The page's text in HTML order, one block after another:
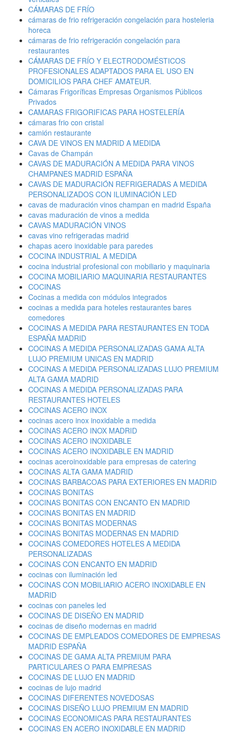
CÁMARAS DE FRÍO
cámaras de frio refrigeración congelación para hosteleria
horeca
cámaras de frio refrigeración congelación para
restaurantes
CÁMARAS DE FRÍO Y ELECTRODOMÉSTICOS
PROFESIONALES ADAPTADOS PARA EL USO EN
DOMICILIOS PARA CHEF AMATEUR.
Cámaras Frigoríficas Empresas Organismos Públicos
Privados
CAMARAS FRIGORIFICAS PARA HOSTELERÍA
cámaras frio con cristal
camión restaurante
CAVA DE VINOS EN MADRID A MEDIDA
Cavas de Champán
CAVAS DE MADURACIÓN A MEDIDA PARA VINOS
CHAMPANES MADRID ESPAÑA
CAVAS DE MADURACIÓN REFRIGERADAS A MEDIDA
PERSONALIZADOS CON ILUMINACIÓN LED
cavas de maduración vinos champan en madrid España
cavas maduración de vinos a medida
CAVAS MADURACIÓN VINOS
cavas vino refrigeradas madrid
chapas acero inoxidable para paredes
COCINA INDUSTRIAL A MEDIDA
cocina industrial profesional con mobiliario y maquinaria
COCINA MOBILIARIO MAQUINARIA RESTAURANTES
COCINAS
Cocinas a medida con módulos integrados
cocinas a medida para hoteles restaurantes bares
comedores
COCINAS A MEDIDA PARA RESTAURANTES EN TODA
ESPAÑA MADRID
COCINAS A MEDIDA PERSONALIZADAS GAMA ALTA
LUJO PREMIUM UNICAS EN MADRID
COCINAS A MEDIDA PERSONALIZADAS LUJO PREMIUM
ALTA GAMA MADRID
COCINAS A MEDIDA PERSONALIZADAS PARA
RESTAURANTES HOTELES
COCINAS ACERO INOX
cocinas acero inox inoxidable a medida
COCINAS ACERO INOX MADRID
COCINAS ACERO INOXIDABLE
COCINAS ACERO INOXIDABLE EN MADRID
cocinas aceroinoxidable para empresas de catering
COCINAS ALTA GAMA MADRID
COCINAS BARBACOAS PARA EXTERIORES EN MADRID
COCINAS BONITAS
COCINAS BONITAS CON ENCANTO EN MADRID
COCINAS BONITAS EN MADRID
COCINAS BONITAS MODERNAS
COCINAS BONITAS MODERNAS EN MADRID
COCINAS COMEDORES HOTELES A MEDIDA
PERSONALIZADAS
COCINAS CON ENCANTO EN MADRID
cocinas con iluminación led
COCINAS CON MOBILIARIO ACERO INOXIDABLE EN
MADRID
cocinas con paneles led
COCINAS DE DISEÑO EN MADRID
cocinas de diseño modernas en madrid
COCINAS DE EMPLEADOS COMEDORES DE EMPRESAS
MADRID ESPAÑA
COCINAS DE GAMA ALTA PREMIUM PARA
PARTICULARES O PARA EMPRESAS
COCINAS DE LUJO EN MADRID
cocinas de lujo madrid
COCINAS DIFERENTES NOVEDOSAS
COCINAS DISEÑO LUJO PREMIUM EN MADRID
COCINAS ECONOMICAS PARA RESTAURANTES
COCINAS EN ACERO INOXIDABLE EN MADRID